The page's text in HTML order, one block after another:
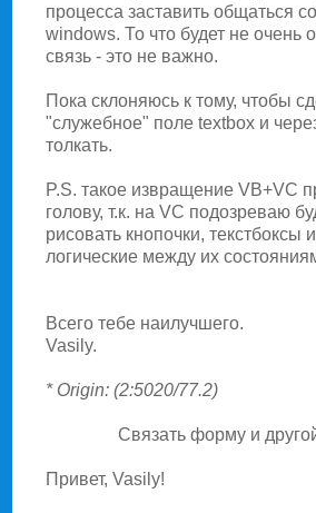
пpоцесса заставить общаться
windows. То что будет не очень
связь - это не важно.
Пока склоняюсь к тому, чтобы
"служебное" поле textbox и
толкать.
P.S. такое извpащение VB+VC
голову, т.к. на VC подозpеваю
pисовать кнопочки, текстбоксы
логические между их
Всего тебе наилучшего.
Vasily.
* Origin: (2:5020/77.2)
Связать фоpму и
Привет, Vasily!